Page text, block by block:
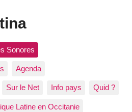
Sonores
Agenda
Sur le Net Info pays Quid ?
Latine en Occitanie